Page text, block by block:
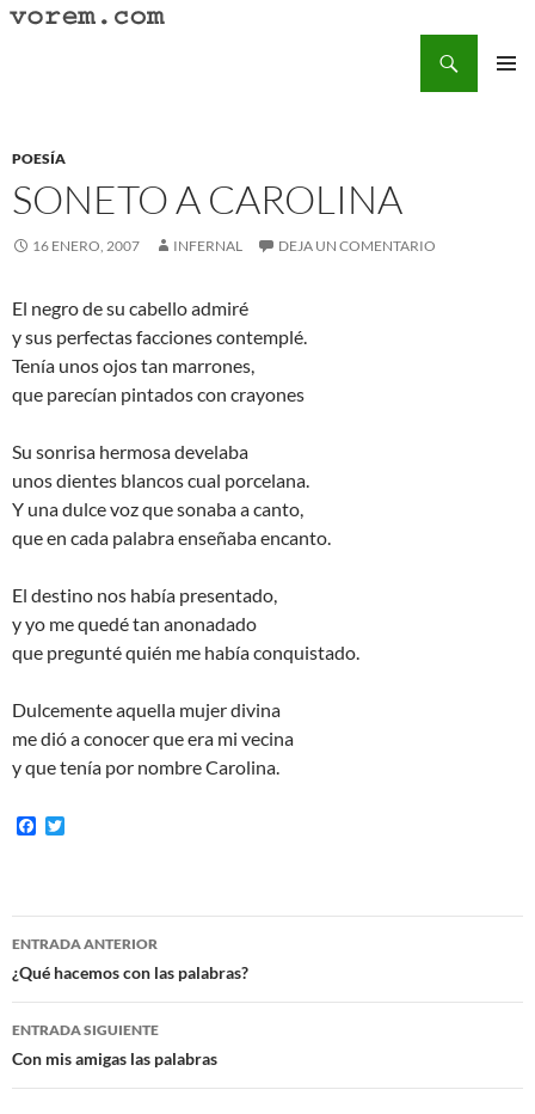
Saltar
POESÍA
SONETO A CAROLINA
16 ENERO, 2007 INFERNAL DEJA UN COMENTARIO
El negro de su cabello admiré
y sus perfectas facciones contemplé.
Tenía unos ojos tan marrones,
que parecían pintados con crayones
Su sonrisa hermosa develaba
unos dientes blancos cual porcelana.
Y una dulce voz que sonaba a canto,
que en cada palabra enseñaba encanto.
El destino nos había presentado,
y yo me quedé tan anonadado
que pregunté quién me había conquistado.
Dulcemente aquella mujer divina
me dió a conocer que era mi vecina
y que tenía por nombre Carolina.
F
o
o
e
r
Navegación
de
entradas
ENTRADA ANTERIOR
¿Qué hacemos con las palabras?
ENTRADA SIGUIENTE
Con mis amigas las palabras